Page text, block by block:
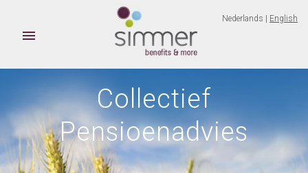
Nederlands | English

Collectief
Pensioenadvies